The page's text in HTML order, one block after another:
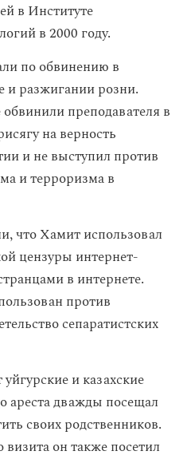
в Институте
в 2000 году.
по обвинению в
и разжигании розни.
преподавателя в
на верность
и не выступил против
и терроризма в
что Хамит использовал
цензуры интернет-
в интернете.
против
сепаратистских
и казахские
ареста дважды посещал
своих родственников.
он также посетил